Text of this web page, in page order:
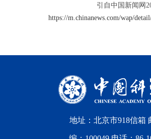
引自中国新闻网
https://m.chinanews.com/wap/
地址：北京市918信箱